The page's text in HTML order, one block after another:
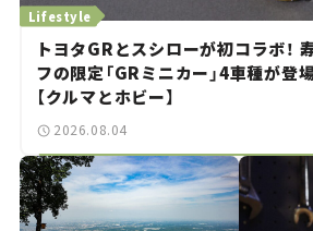
トヨタGRとスシローが初コラボ！
フの限定「GRミニカー」4車種が登
【クルマとホビー】
Lifestyle
2026.08.04